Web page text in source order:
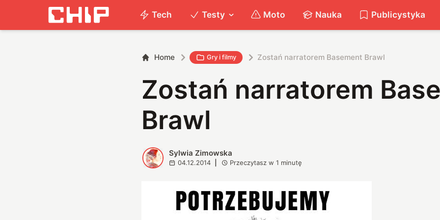
Tech Testy Moto Nauka Publicystyka
Home Gry i filmy Zostań narratorem Basement Brawl
Zostań narratorem
Brawl
S Sylwia Zimowska
04.12.2014 Przeczytasz w1 minutę